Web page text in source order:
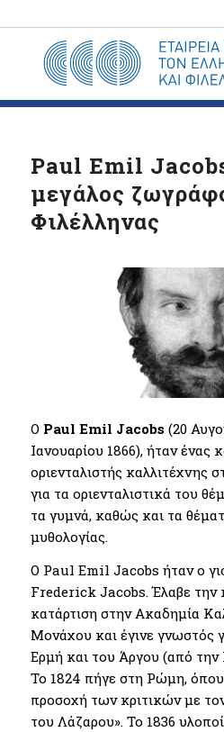
Paul Emil
μεγάλος
Φιλέλληνας
Ο Paul Emil Jacobs (20
Ιανουαρίου 1866), ήταν ένας
οριενταλιστής καλλιτέχνης
για τα οριενταλιστικά του
τα γυμνά, καθώς και τα
μυθολογίας.
Ο Paul Emil Jacobs ήταν ο
Frederick Jacobs. Έλαβε την
κατάρτιση στην Ακαδημία
Μονάχου και έγινε γνωστός
Ερμή και του Άργου (από
Το 1824 πήγε στη Ρώμη,
προσοχή των κριτικών με
του Λάζαρου». Το 1836